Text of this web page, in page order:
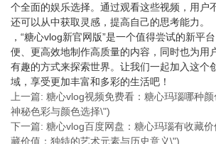
个全面的娱乐选择。通过观看这些视频，用户
还可以从中获取灵感，提高自己的思考能力。
，“糖心vlog新官网版”是一个值得尝试的新平
便、更高效地制作高质量的内容，同时也为用
有趣的方式来探索世界。让我们一起加入这个
域，享受更加丰富和多彩的生活吧！
上一篇: 糖心vlog视频免费看：糖心玛瑙哪种
神秘色彩与颜色选择\")
下一篇: 糖心vlog百度网盘：糖心玛瑙有收藏
藏价值：独特的艺术元素与历史意义\")